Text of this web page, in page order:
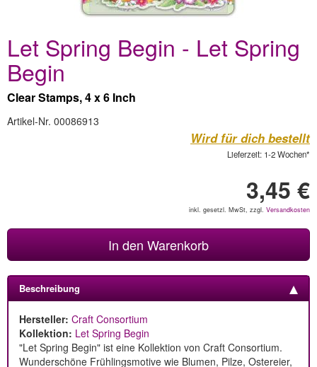
Let Spring Begin - Let Spring
Begin
Clear Stamps, 4 x 6 Inch
Artikel-Nr. 00086913
Wird für dich bestellt
Lieferzeit: 1-2 Wochen*
3,45 €
inkl. gesetzl. MwSt, zzgl. Versandkosten
In den Warenkorb
Beschreibung
Hersteller: Craft Consortium
Kollektion: Let Spring Begin
"Let Spring Begin" ist eine Kollektion von Craft Consortium.
Wunderschöne Frühlingsmotive wie Blumen, Pilze, Ostereier,